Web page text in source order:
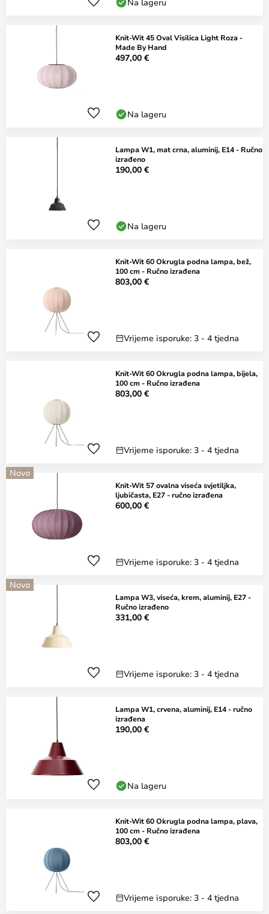
Knit-Wit 45 Oval Visilica Light Roza -
Made By Hand
497,00 €
Na lageru
Lampa W1, mat crna, aluminij, E14 - Ručno
izrađeno
190,00 €
Na lageru
Knit-Wit 60 Okrugla podna lampa, bež,
100 cm - Ručno izrađena
803,00 €
Vrijeme isporuke: 3 - 4 tjedna
Knit-Wit 60 Okrugla podna lampa, bijela,
100 cm - Ručno izrađena
803,00 €
Vrijeme isporuke: 3 - 4 tjedna
Novo
Knit-Wit 57 ovalna viseća svjetiljka,
ljubičasta, E27 - ručno izrađena
600,00 €
Vrijeme isporuke: 3 - 4 tjedna
Novo
Lampa W3, viseća, krem, aluminij, E27 -
Ručno izrađeno
331,00 €
Vrijeme isporuke: 3 - 4 tjedna
Lampa W1, crvena, aluminij, E14 - ručno
izrađena
190,00 €
Na lageru
Knit-Wit 60 Okrugla podna lampa, plava,
100 cm - Ručno izrađena
803,00 €
Vrijeme isporuke: 3 - 4 tjedna